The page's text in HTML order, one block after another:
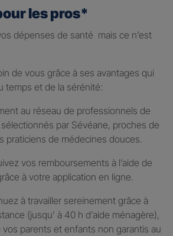
les pros*
dépenses de santé mais ce n’est
de vous grâce à ses avantages qui
temps et de la sérénité:
au réseau de professionnels de
par Sévéane, proches de
praticiens de médecines douces.
vos remboursements à l’aide de
à votre application en ligne.
à travailler sereinement grâce à
(jusqu’ à 40 h d’aide ménagère),
parents et enfants non garantis au